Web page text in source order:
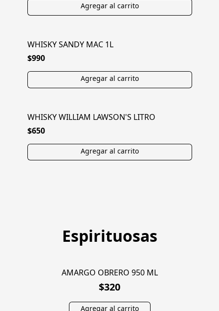
WHISKY SANDY MAC 1L
$990
WHISKY WILLIAM LAWSON'S LITRO
$650
Espirituosas
AMARGO OBRERO 950 ML
$320